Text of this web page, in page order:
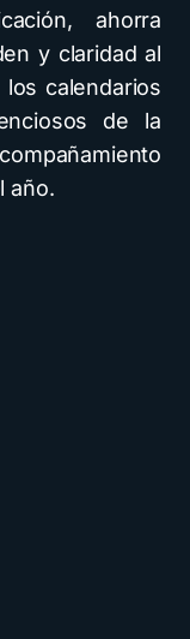
ahorra
y claridad al
calendarios
de la
año.